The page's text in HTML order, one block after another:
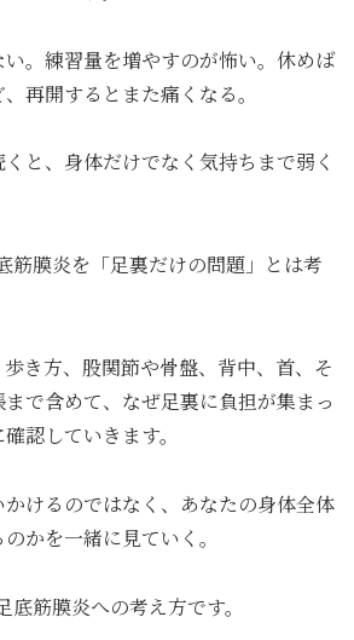
。練習量を増やすのが怖い。休めば
再開するとまた痛くなる。
と、身体だけでなく気持ちまで弱く
筋膜炎を「足裏だけの問題」とは考
き方、股関節や骨盤、背中、首、そ
で含めて、なぜ足裏に負担が集まっ
認していきます。
けるのではなく、あなたの身体全体
かを一緒に見ていく。
筋膜炎への考え方です。